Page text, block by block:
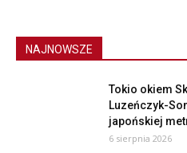
NAJNOWSZE
Tokio okiem
Luzeńczyk-
japońskiej
6 sierpnia 2026